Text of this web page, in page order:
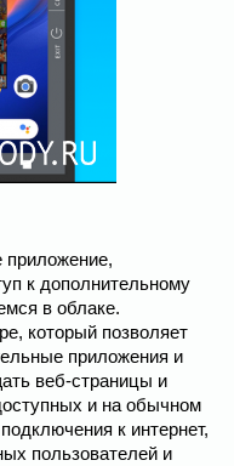
приложение,
к дополнительному
в облаке.
который позволяет
приложения и
веб-страницы и
и на обычном
к интернет,
пользователей и